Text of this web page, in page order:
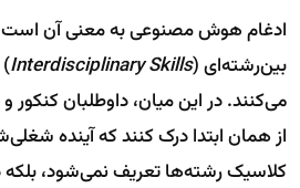
ادغام هوش مصنوعی به معنی آن
بین‌رشته‌ای (Interdisciplinary Skills
)
می‌کنند. در این میان، داوطلبان کنکور و
از همان ابتدا درک کنند که آینده